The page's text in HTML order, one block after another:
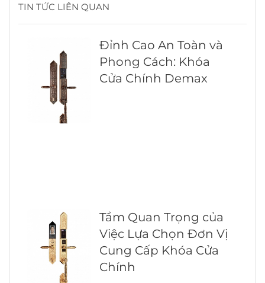
TIN TỨC LIÊN QUAN
Đỉnh Cao An Toàn và
Phong Cách: Khóa
Cửa Chính Demax
Tầm Quan Trọng của
Việc Lựa Chọn Đơn Vị
Cung Cấp Khóa Cửa
Chính